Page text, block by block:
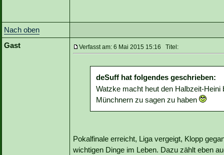
Nach oben
Gast
Verfasst am: 6 Mai 2015 15:16 Titel:
deSuff hat folgendes geschrieben:
Watzke macht heut den Halbzeit-
Münchnern zu sagen zu haben
Pokalfinale erreicht, Liga vergeigt, Klopp
wichtigen Dinge im Leben. Dazu zählt eben